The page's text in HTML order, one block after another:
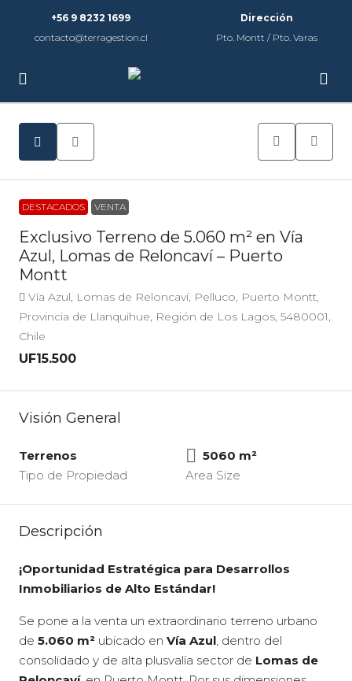
+56 9 8232 1699
contacto@terragestion.cl
Dirección
Pto. Montt / Pto. Varas
DESTACADOS VENTA
Exclusivo Terreno de 5.060 m² en Vía
Azul, Lomas de Reloncaví – Puerto
Montt
Vía Azul, Lomas de Reloncaví, Pelluco, Puerto Montt,
Provincia de Llanquihue, Región de Los Lagos, 5480001,
Chile
UF15.500
Visión General
Terrenos
Tipo de Propiedad
5060 m²
Area Size
Descripción
¡Oportunidad Estratégica para Desarrollos
Inmobiliarios de Alto Estándar!
Se pone a la venta un extraordinario terreno urbano
de 5.060 m² ubicado en Vía Azul, dentro del
consolidado y de alta plusvalía sector de Lomas de